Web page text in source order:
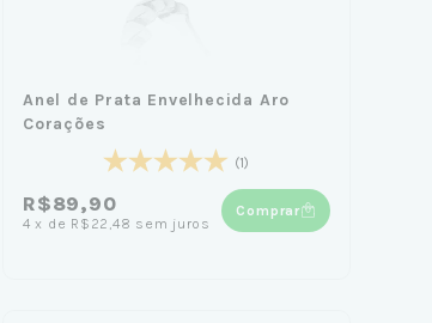
Anel de Prata Envelhecida Aro
Corações
(1)
R$89,90
4 x de R$22,48 sem juros
Comprar